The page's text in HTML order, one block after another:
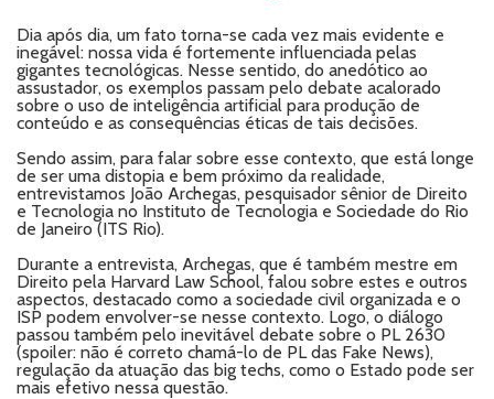
Dia após dia, um fato torna-se cada vez mais evidente e
inegável: nossa vida é fortemente influenciada pelas
gigantes tecnológicas. Nesse sentido, do anedótico ao
assustador, os exemplos passam pelo debate acalorado
sobre o uso de inteligência artificial para produção de
conteúdo e as consequências éticas de tais decisões.
Sendo assim, para falar sobre esse contexto, que está longe
de ser uma distopia e bem próximo da realidade,
entrevistamos João Archegas, pesquisador sênior de Direito
e Tecnologia no Instituto de Tecnologia e Sociedade do Rio
de Janeiro (ITS Rio).
Durante a entrevista, Archegas, que é também mestre em
Direito pela Harvard Law School, falou sobre estes e outros
aspectos, destacado como a sociedade civil organizada e o
ISP podem envolver-se nesse contexto. Logo, o diálogo
passou também pelo inevitável debate sobre o PL 2630
(spoiler: não é correto chamá-lo de PL das Fake News),
regulação da atuação das big techs, como o Estado pode ser
mais efetivo nessa questão.